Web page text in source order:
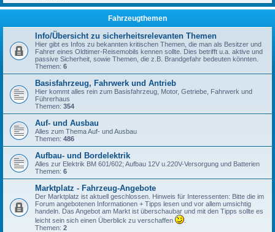
Fahrzeugthemen
Info/Übersicht zu sicherheitsrelevanten Themen
Hier gibt es Infos zu bekannten kritischen Themen, die man als Besitzer und
Fahrer eines Oldtimer-Reisemobils kennen sollte. Dies betrifft u.a. aktive und
passive Sicherheit, sowie Themen, die z.B. Brandgefahr bedeuten könnten.
Themen: 6
Basisfahrzeug, Fahrwerk und Antrieb
Hier kommt alles rein zum Basisfahrzeug, Motor, Getriebe, Fahrwerk und
Führerhaus
Themen: 354
Auf- und Ausbau
Alles zum Thema Auf- und Ausbau
Themen: 486
Aufbau- und Bordelektrik
Alles zur Elektrik BM 601/602; Aufbau 12V u.220V-Versorgung und Batterien
Themen: 6
Marktplatz - Fahrzeug-Angebote
Der Marktplatz ist aktuell geschlossen. Hinweis für Interessenten: Bitte die im
Forum angebotenen Informationen + Tipps lesen und vor allem umsichtig
handeln. Das Angebot am Markt ist überschaubar und mit den Tipps sollte es
leicht sein sich einen Überblick zu verschaffen
Themen: 2